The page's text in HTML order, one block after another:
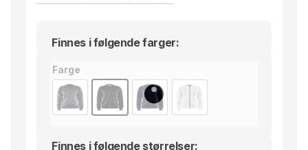
Finnes i følgende farger:
Farge
Finnes i følgende størrelser: